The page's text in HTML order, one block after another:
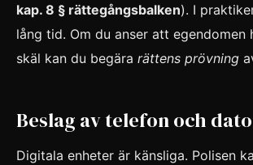
kap. 8 § rättegångsbalken). I
lång tid. Om du anser att egendomen
skäl kan du begära rättens prövning
Beslag av telefon och
Digitala enheter är känsliga. Polisen